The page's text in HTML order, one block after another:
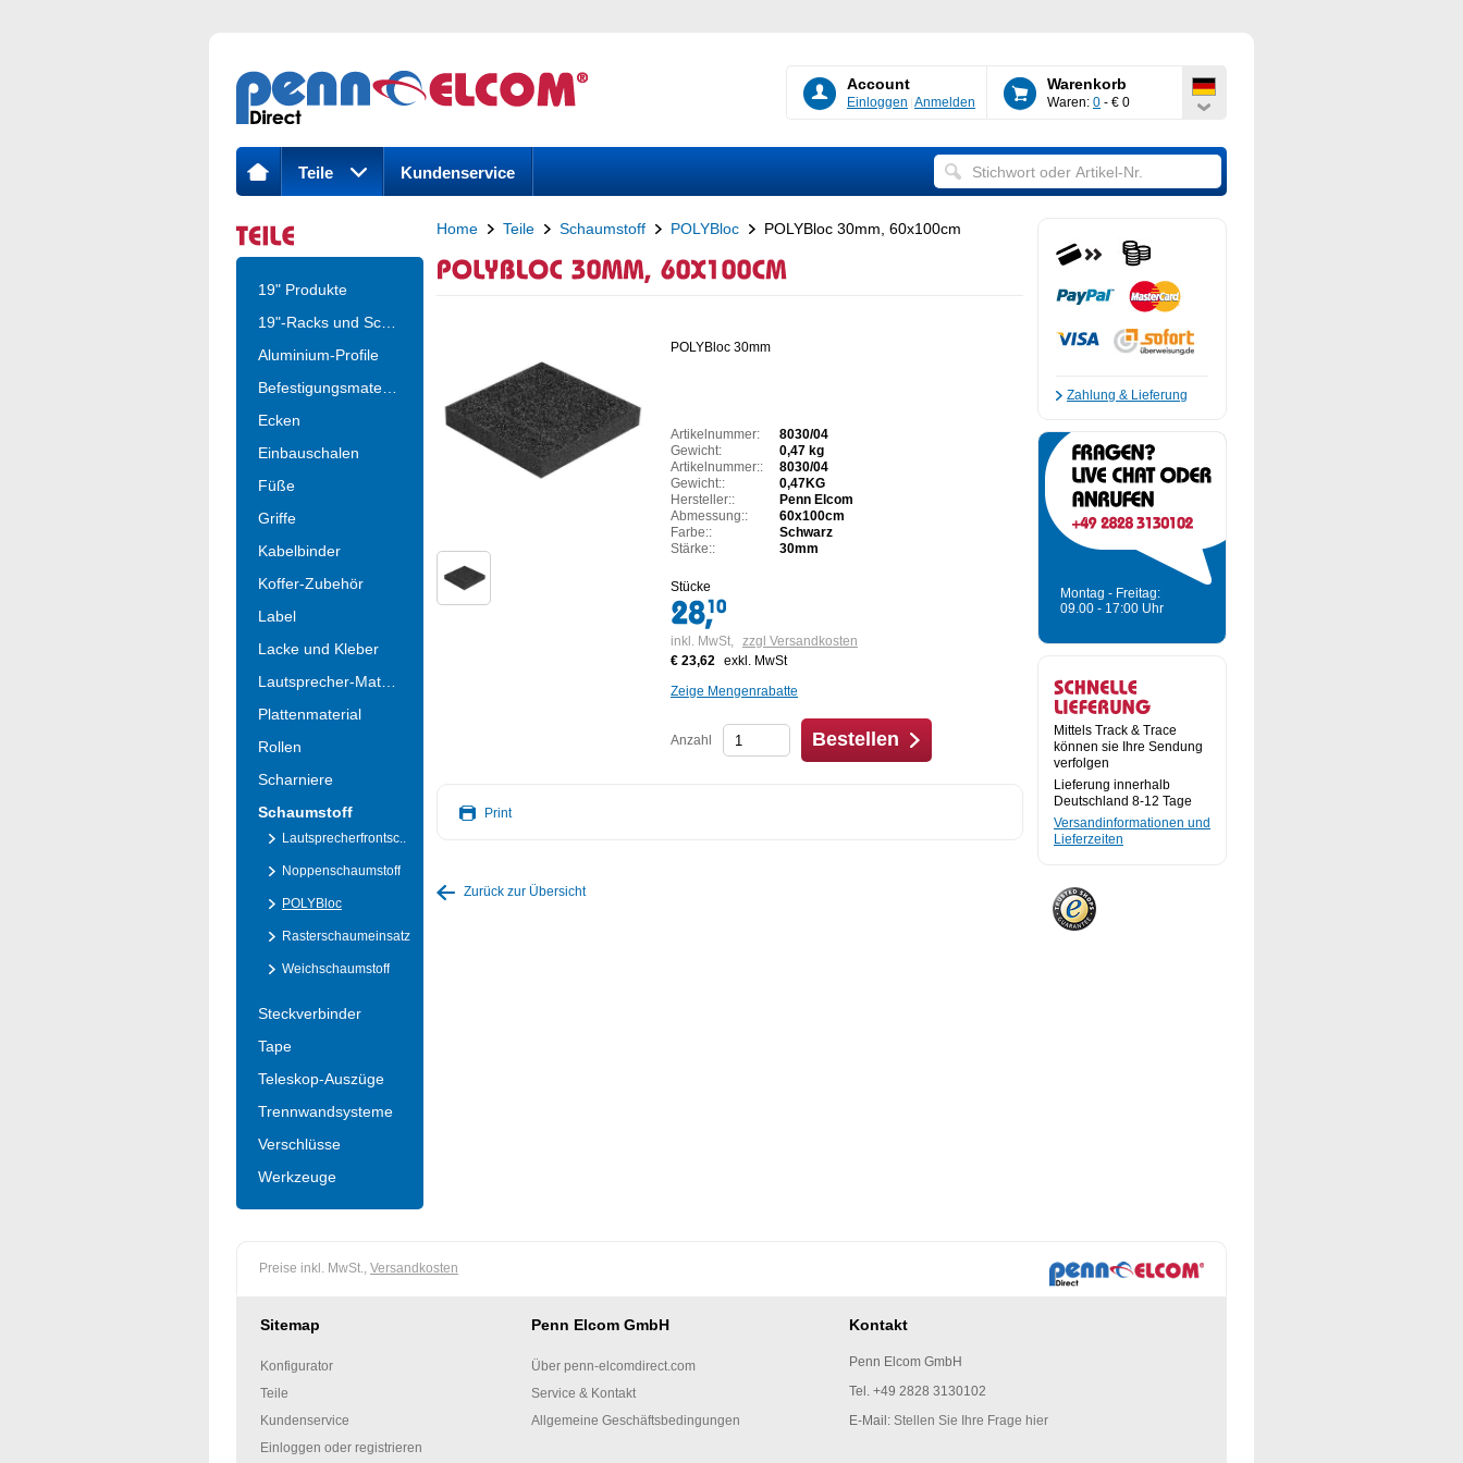
Account
Einloggen Anmelden
Warenkorb
Waren: 0 - € 0
Teile Kundenservice
19" Produkte
Aluminium-Profile
Ecken
Einbauschalen
Füße
Griffe
Kabelbinder
Koffer-Zubehör
Label
Lacke und Kleber
Plattenmaterial
Rollen
Scharniere
Schaumstoff
Lautsprecherfrontsc..
Noppenschaumstoff
POLYBloc
Rasterschaumeinsatz
Weichschaumstoff
Steckverbinder
Tape
Teleskop-Auszüge
Trennwandsysteme
Verschlüsse
Werkzeuge
Home Teile Schaumstoff POLYBloc POLYBloc 30mm, 60x100cm
POLYBloc 30mm
Artikelnummer:
8030/04
Gewicht:
0,47 kg
Artikelnummer::
8030/04
Gewicht::
0,47KG
Hersteller::
Penn Elcom
Abmessung::
60x100cm
Farbe::
Schwarz
Stärke::
30mm
Stücke
inkl. MwSt, zzgl Versandkosten
€ 23,62 exkl. MwSt
Zeige Mengenrabatte
Anzahl Bestellen
Print
Zurück zur Übersicht
Zahlung & Lieferung
Montag - Freitag:
09.00 - 17:00 Uhr
Mittels Track & Trace
können sie Ihre Sendung
verfolgen
Lieferung innerhalb
Deutschland 8-12 Tage
Versandinformationen und
Lieferzeiten
Preise inkl. MwSt., Versandkosten
Sitemap
Konfigurator
Teile
Kundenservice
Einloggen oder registrieren
Penn Elcom GmbH
Über penn-elcomdirect.com
Service & Kontakt
Allgemeine Geschäftsbedingungen
Kontakt
Penn Elcom GmbH
Tel. +49 2828 3130102
E-Mail: Stellen Sie Ihre Frage hier